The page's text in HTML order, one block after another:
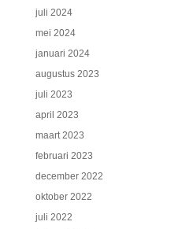
juli 2024
mei 2024
januari 2024
augustus 2023
juli 2023
april 2023
maart 2023
februari 2023
december 2022
oktober 2022
juli 2022